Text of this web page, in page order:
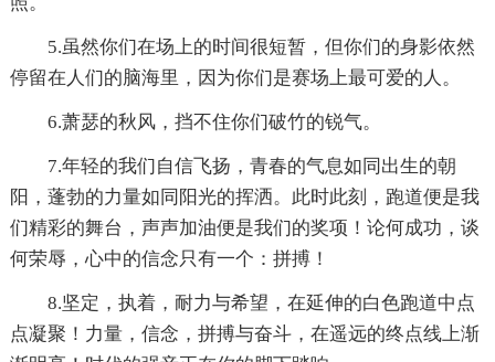
5.虽然你们在场上的时间很短暂，但你们的身影依然
停留在人们的脑海里，因为你们是赛场上最可爱的人。
6.萧瑟的秋风，挡不住你们破竹的锐气。
7.年轻的我们自信飞扬，青春的气息如同出生的朝
阳，蓬勃的力量如同阳光的挥洒。此时此刻，跑道便是我
们精彩的舞台，声声加油便是我们的奖项！论何成功，谈
何荣辱，心中的信念只有一个：拼搏！
8.坚定，执着，耐力与希望，在延伸的白色跑道中点
点凝聚！力量，信念，拼搏与奋斗，在遥远的终点线上渐